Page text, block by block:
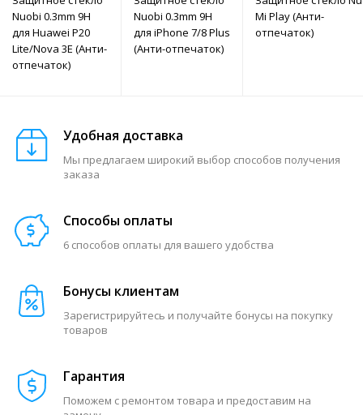
Nuobi 0.3mm 9H
для Huawei P20
Lite/Nova 3E (Анти-
отпечаток)
Nuobi 0.3mm 9H
для iPhone 7/8 Plus
(Анти-отпечаток)
Mi Play (Анти-
отпечаток)
Удобная доставка
Мы предлагаем широкий выбор способов получения
заказа
Способы оплаты
6 способов оплаты для вашего удобства
Бонусы клиентам
Зарегистрируйтесь и получайте бонусы на покупку
товаров
Гарантия
Поможем с ремонтом товара и предоставим на